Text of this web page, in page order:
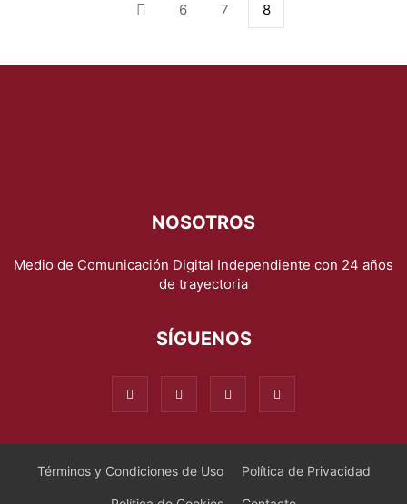
6 7 8
NOSOTROS
Medio de Comunicación Digital Independiente con 24 años
de trayectoria
SÍGUENOS
Términos y Condiciones de Uso Política de Privacidad